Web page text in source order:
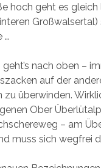
hoch geht es
…
nach oben –
auf der
überwinden.
Ober
– am
muss sich wegfrei